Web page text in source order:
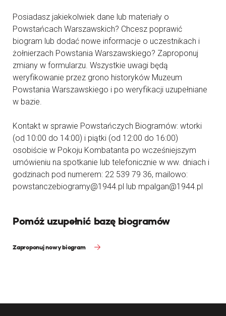
Posiadasz jakiekolwiek dane lub materiały o
Powstańcach Warszawskich? Chcesz poprawić
biogram lub dodać nowe informacje o uczestnikach i
żołnierzach Powstania Warszawskiego? Zaproponuj
zmiany w formularzu. Wszystkie uwagi będą
weryfikowanie przez grono historyków Muzeum
Powstania Warszawskiego i po weryfikacji uzupełniane
w bazie.
Kontakt w sprawie Powstańczych Biogramów: wtorki
(od 10:00 do 14:00) i piątki (od 12:00 do 16:00)
osobiście w Pokoju Kombatanta po wcześniejszym
umówieniu na spotkanie lub telefonicznie w ww. dniach i
godzinach pod numerem: 22 539 79 36, mailowo:
powstanczebiogramy@1944.pl lub mpalgan@1944.pl
Pomóż uzupełnić bazę biogramów
Zaproponuj nowy biogram